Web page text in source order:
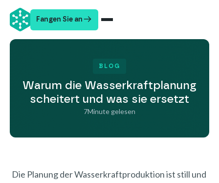
Fangen Sie an
BLOG
Warum die Wasserkraftplanung
scheitert und was sie ersetzt
7Minute gelesen
Die Planung der Wasserkraftproduktion ist still und